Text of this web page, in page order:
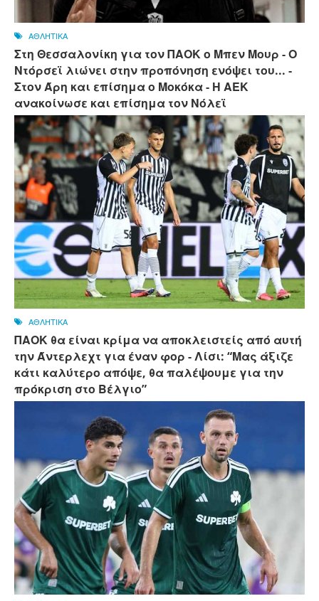
ΑΘΛΗΤΙΚΑ
Στη Θεσσαλονίκη για τον ΠΑΟΚ ο Μπεν Μουρ - Ο
Ντόρσεϊ λιώνει στην προπόνηση ενόψει του... -
Στον Άρη και επίσημα ο Μοκόκα - Η ΑΕΚ
ανακοίνωσε και επίσημα τον Νόλεϊ
ΑΘΛΗΤΙΚΑ
ΠΑΟΚ θα είναι κρίμα να αποκλειστείς από αυτή
την Άντερλεχτ για έναν φορ - ​​Λίσι: “Μας άξιζε
κάτι καλύτερο απόψε, θα παλέψουμε για την
πρόκριση στο Βέλγιο”